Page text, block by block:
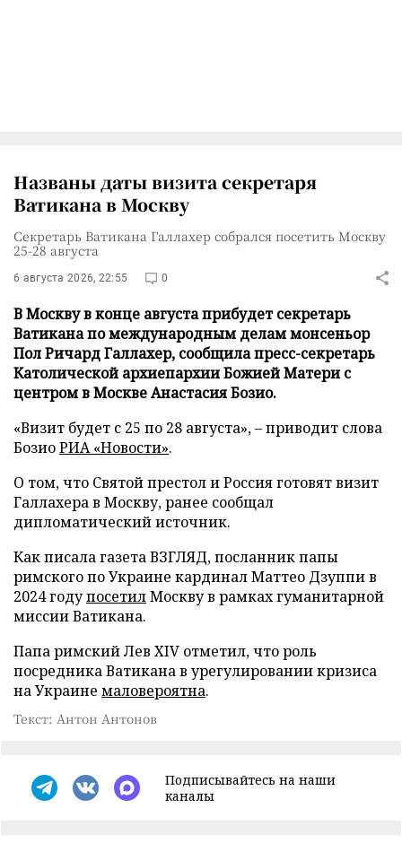
Названы даты визита секретаря
Ватикана в Москву
Секретарь Ватикана Галлахер собрался посетить Москву
25-28 августа
6 августа 2026, 22:55 0
В Москву в конце августа прибудет секретарь
Ватикана по международным делам монсеньор
Пол Ричард Галлахер, сообщила пресс-секретарь
Католической архиепархии Божией Матери с
центром в Москве Анастасия Бозио.
«Визит будет с 25 по 28 августа», – приводит слова
БозиоРИА «Новости».
О том, что Святой престол и Россия готовят визит
Галлахера в Москву, ранее сообщал
дипломатический источник.
Как писала газета ВЗГЛЯД, посланник папы
римского по Украине кардинал Маттео Дзуппи в
2024 годупосетилМоскву в рамках гуманитарной
миссии Ватикана.
Папа римский Лев XIV отметил, что роль
посредника Ватикана в урегулировании кризиса
на Украине маловероятна.
Текст: Антон Антонов
Подписывайтесь на наши
каналы